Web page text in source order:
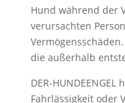
Hund während der
verursachten
die außerhalb
DER-
Fahrlässigkeit oder